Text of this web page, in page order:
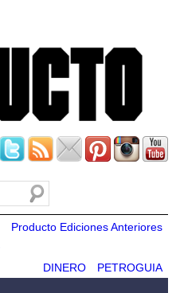
Producto Ediciones Anteriores
PETROGUIA
DINERO